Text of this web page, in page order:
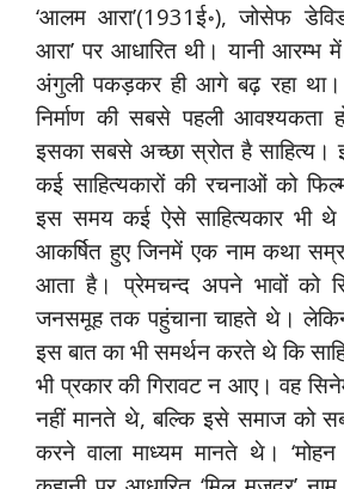
‘आलम आरा’(1931ई॰), जोसेफ
आरा’ पर आधारित थी। यानी आरम्भ में
अंगुली पकड़कर ही आगे बढ़ रहा
निर्माण की सबसे पहली आवश्यकता
इसका सबसे अच्छा स्रोत है
कई साहित्यकारों की रचनाओं को
इस समय कई ऐसे साहित्यकार भी
आकर्षित हुए जिनमें एक नाम कथा
आता है। प्रेमचन्द अपने भावों को
जनसमूह तक पहुंचाना चाहते थे।
इस बात का भी समर्थन करते थे कि
भी प्रकार की गिरावट न आए। वह
नहीं मानते थे, बल्कि इसे समाज को
करने वाला माध्यम मानते थे। ‘मोहन